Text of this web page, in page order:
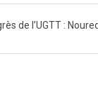
de l’UGTT :